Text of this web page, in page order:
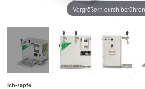
Vergrößern durch berühren
Ich-zapfe